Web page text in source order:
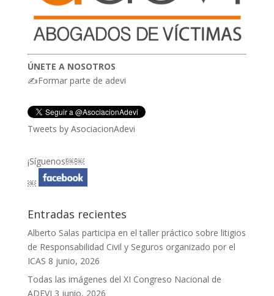
ÚNETE A NOSOTROS
✍Formar parte de adevi
Tweets by AsociacionAdevi
¡Síguenos!￼￼
￼
Entradas recientes
Alberto Salas participa en el taller práctico sobre litigios
de Responsabilidad Civil y Seguros organizado por el
ICAS 8 junio, 2026
Todas las imágenes del XI Congreso Nacional de
ADEVI 3 junio, 2026